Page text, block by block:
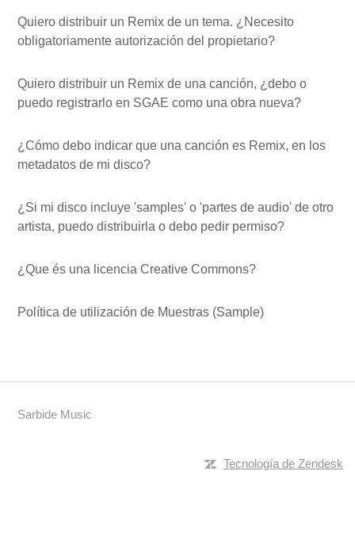
Quiero distribuir un Remix de un tema. ¿Necesito
obligatoriamente autorización del propietario?
Quiero distribuir un Remix de una canción, ¿debo o
puedo registrarlo en SGAE como una obra nueva?
¿Cómo debo indicar que una canción es Remix, en los
metadatos de mi disco?
¿Si mi disco incluye 'samples' o 'partes de audio' de otro
artista, puedo distribuirla o debo pedir permiso?
¿Que és una licencia Creative Commons?
Política de utilización de Muestras (Sample)
Sarbide Music
Tecnología de Zendesk